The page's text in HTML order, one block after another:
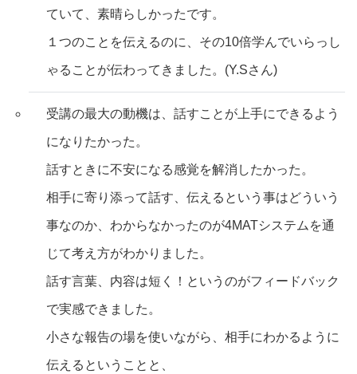
ていて、素晴らしかったです。
１つのことを伝えるのに、その10倍学んでいらっし
ゃることが伝わってきました。(Y.Sさん)
受講の最大の動機は、話すことが上手にできるよう
になりたかった。
話すときに不安になる感覚を解消したかった。
相手に寄り添って話す、伝えるという事はどういう
事なのか、わからなかったのが4MATシステムを通
じて考え方がわかりました。
話す言葉、内容は短く！というのがフィードバック
で実感できました。
小さな報告の場を使いながら、相手にわかるように
伝えるということと、